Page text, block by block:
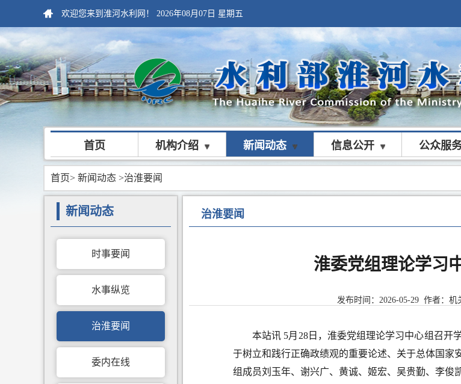
欢迎您来到淮河水利网！ 2026年08月07日 星期五
首页 机构介绍 新闻动态 信息公开 公众服
首页> 新闻动态 >治淮要闻
治淮要闻
淮委党组理论学习
发布时间： 2026-05-29 作者：机
本站讯 5月28日，淮委党组理论学习中心组召开
于树立和践行正确政绩观的重要论述、关于总体国
组成员刘玉年、谢兴广、黄诚、姬宏、吴贵勤、李俊
新闻动态
时事要闻
水事纵览
治淮要闻
委内在线